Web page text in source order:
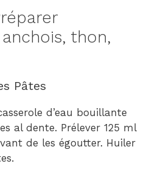
thon,
Pâtes
d’eau bouillante
al dente. Prélever 125 ml
de les égoutter. Huiler